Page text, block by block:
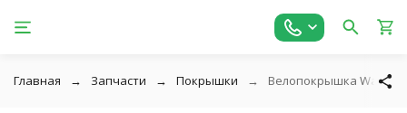
Главная Запчасти Покрышки Велопокрышка Wanda